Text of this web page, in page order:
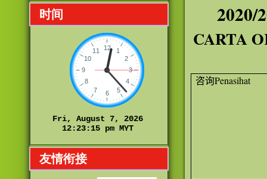
2020/
CARTA
咨询Penasihat
时间
友情衔接